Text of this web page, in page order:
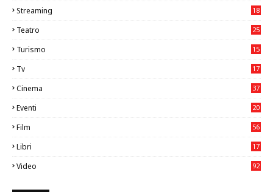
Streaming 18
Teatro
25
Turismo
15
Tv
17
Cinema
37
Eventi
20
Film
56
Libri
17
Video
92